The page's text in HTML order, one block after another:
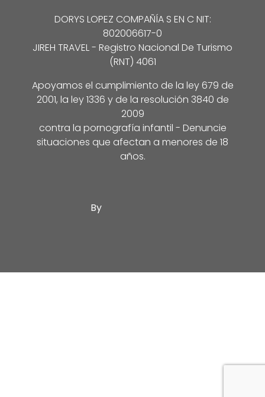
DORYS LOPEZ COMPAÑÍA S EN C NIT:
802006617-0
JIREH TRAVEL - Registro Nacional De Turismo
(RNT) 4061
Apoyamos el cumplimiento de la ley 679 de
2001, la ley 1336 y de la resolución 3840 de
2009
contra la pornografía infantil - Denuncie
situaciones que afectan a menores de 18
años.
By